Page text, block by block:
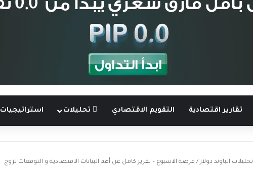
تقارير اقتصادية التقويم الاقتصادي تحليلات استراتيجيات
تحليلات الباوند دولار / فرصة الاسبوع – تقرير كامل عن أهم البيانات الاقتصادية و التوقعات لزوج